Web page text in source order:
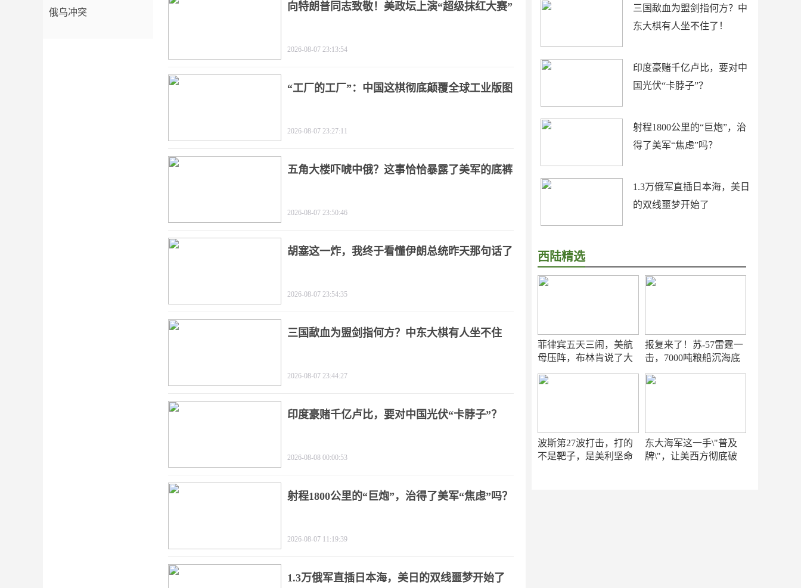
三国歃血为盟剑指何方？中
东大棋有人坐不住了！
印度豪赌千亿卢比，要对中
国光伏“卡脖子”？
射程1800公里的“巨炮”，治
得了美军“焦虑”吗？
1.3万俄军直插日本海，美日
的双线噩梦开始了
西陆精选
菲律宾五天三闹，美航
母压阵，布林肯说了大
报复来了！苏-57雷霆一
击，7000吨粮船沉海底
波斯第27波打击，打的
不是靶子，是美利坚命
东大海军这一手\"普及
牌\"，让美西方彻底破
俄乌冲突 向特朗普同志致敬！美政坛上演“超级抹红大赛”
2026-08-07 23:13:54
“工厂的工厂”：中国这棋彻底颠覆全球工业版图
2026-08-07 23:27:11
五角大楼吓唬中俄？这事恰恰暴露了美军的底裤
2026-08-07 23:50:46
胡塞这一炸，我终于看懂伊朗总统昨天那句话了
2026-08-07 23:54:35
三国歃血为盟剑指何方？中东大棋有人坐不住
2026-08-07 23:44:27
印度豪赌千亿卢比，要对中国光伏“卡脖子”？
2026-08-08 00:00:53
射程1800公里的“巨炮”，治得了美军“焦虑”吗？
2026-08-07 11:19:39
1.3万俄军直插日本海，美日的双线噩梦开始了